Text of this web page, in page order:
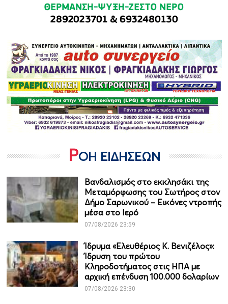
ΡΟΗ ΕΙΔΗΣΕΩΝ
Βανδαλισμός στο εκκλησάκι της
Μεταμόρφωσης του Σωτήρος στον
Δήμο Σαρωνικού – Εικόνες ντροπής
μέσα στο Ιερό
07/08/2026 23:59
Ίδρυμα «Ελευθέριος Κ. Βενιζέλος»:
Ίδρυση του πρώτου
Κληροδοτήματος στις ΗΠΑ με
αρχική επένδυση 100.000 δολαρίων
07/08/2026 23:30